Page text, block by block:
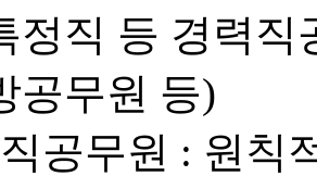
정직 등 경력
공무원 등)
공무원 : 원칙